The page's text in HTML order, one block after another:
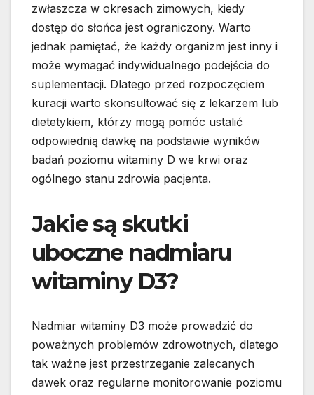
zwłaszcza w okresach zimowych, kiedy
dostęp do słońca jest ograniczony. Warto
jednak pamiętać, że każdy organizm jest inny i
może wymagać indywidualnego podejścia do
suplementacji. Dlatego przed rozpoczęciem
kuracji warto skonsultować się z lekarzem lub
dietetykiem, którzy mogą pomóc ustalić
odpowiednią dawkę na podstawie wyników
badań poziomu witaminy D we krwi oraz
ogólnego stanu zdrowia pacjenta.
Jakie są skutki
uboczne nadmiaru
witaminy D3?
Nadmiar witaminy D3 może prowadzić do
poważnych problemów zdrowotnych, dlatego
tak ważne jest przestrzeganie zalecanych
dawek oraz regularne monitorowanie poziomu